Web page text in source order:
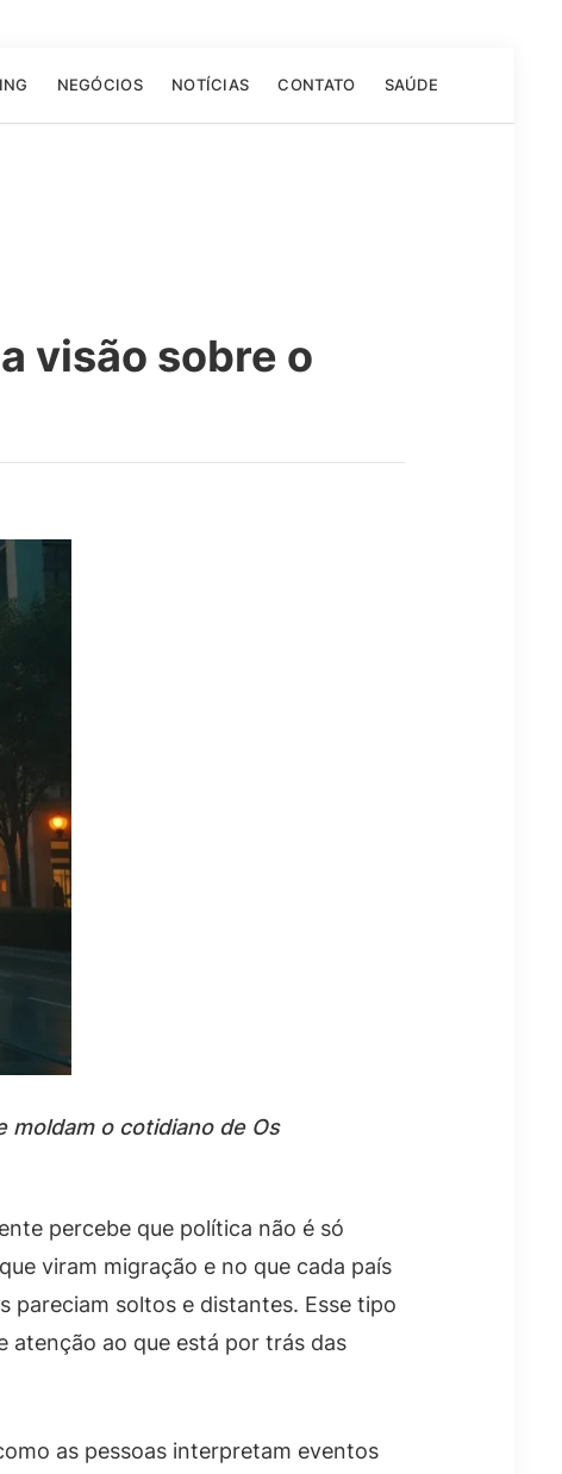
NEGÓCIOS NOTÍCIAS CONTATO SAÚDE
visão sobre o
moldam o cotidiano de Os
percebe que política não é só
viram migração e no que cada país
pareciam soltos e distantes. Esse tipo
ao que está por trás das
as pessoas interpretam eventos